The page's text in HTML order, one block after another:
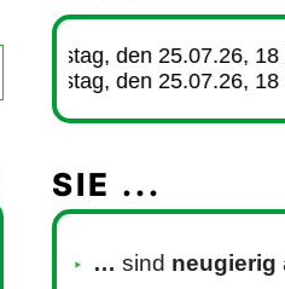
den 25.07.26, 18
den 25.07.26, 18
SIE ...
… sind neugierig